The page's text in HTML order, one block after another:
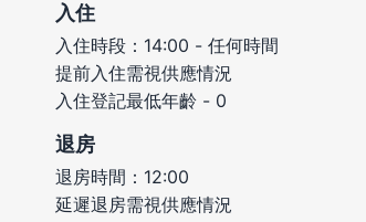
入住
入住時段：14:00 - 任何時間
提前入住需視供應情況
入住登記最低年齡 - 0
退房
退房時間：12:00
延遲退房需視供應情況